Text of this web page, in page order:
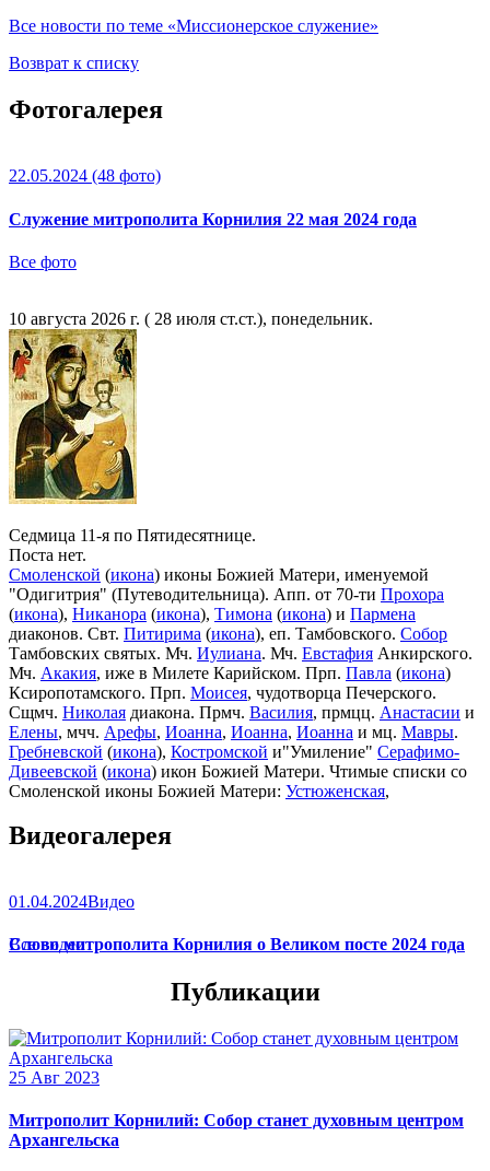
Все новости по теме «Миссионерское служение»
Возврат к списку
Фотогалерея
22.05.2024 (48 фото)
Служение митрополита Корнилия 22 мая 2024 года
Все фото
10 августа 2026 г. ( 28 июля ст.ст.), понедельник.
Седмица 11-я по Пятидесятнице.
Поста нет.
Смоленской (икона) иконы Божией Матери, именуемой
"Одигитрия" (Путеводительница). Апп. от 70-ти Прохора
(икона), Никанора (икона), Тимона (икона) и Пармена
диаконов. Свт. Питирима (икона), еп. Тамбовского. Собор
Тамбовских святых. Мч. Иулиана. Мч. Евстафия Анкирского.
Мч. Акакия, иже в Милете Карийском. Прп. Павла (икона)
Ксиропотамского. Прп. Моисея, чудотворца Печерского.
Сщмч. Николая диакона. Прмч. Василия, прмцц. Анастасии и
Елены, мчч. Арефы, Иоанна, Иоанна, Иоанна и мц. Мавры.
Гребневской (икона), Костромской и"Умиление" Серафимо-
Дивеевской (икона) икон Божией Матери. Чтимые списки со
Смоленской иконы Божией Матери: Устюженская,
(икона),Игрицкая,Шуйская
Сергиевская(в Троице-Сергиевой Лавре).
Видеогалерея
01.04.2024Видео
Слово митрополита Корнилия о Великом посте 2024 года
Все видео
Публикации
25 Авг 2023
Митрополит Корнилий: Собор станет духовным центром
Архангельска